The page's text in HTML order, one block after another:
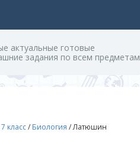
актуальные готовые
задания по всем предметам
7 класс/ Биология /Латюшин